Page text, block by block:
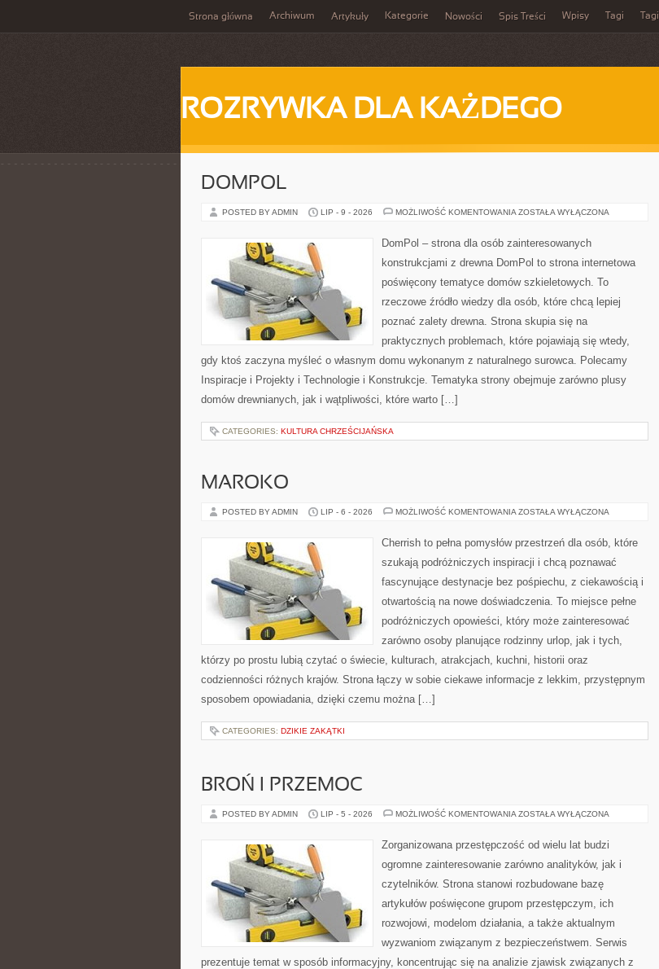
Strona główna Archiwum Artykuły Kategorie Nowości Spis Treści Wpisy Tagi Tagi
ROZRYWKA DLA KAŻDEGO
DOMPOL
POSTED BY ADMIN LIP - 9 - 2026 MOŻLIWOŚĆ KOMENTOWANIA DOMPOL
ZOSTAŁA WYŁĄCZONA
DomPol – strona dla osób zainteresowanych
konstrukcjami z drewna DomPol to strona internetowa
poświęcony tematyce domów szkieletowych. To
rzeczowe źródło wiedzy dla osób, które chcą lepiej
poznać zalety drewna. Strona skupia się na
praktycznych problemach, które pojawiają się wtedy,
gdy ktoś zaczyna myśleć o własnym domu wykonanym z naturalnego surowca. Polecamy
Inspiracje i Projekty i Technologie i Konstrukcje. Tematyka strony obejmuje zarówno plusy
domów drewnianych, jak i wątpliwości, które warto […]
CATEGORIES: KULTURA CHRZEŚCIJAŃSKA
MAROKO
POSTED BY ADMIN LIP - 6 - 2026 MOŻLIWOŚĆ KOMENTOWANIA MAROKO
ZOSTAŁA WYŁĄCZONA
Cherrish to pełna pomysłów przestrzeń dla osób, które
szukają podróżniczych inspiracji i chcą poznawać
fascynujące destynacje bez pośpiechu, z ciekawością i
otwartością na nowe doświadczenia. To miejsce pełne
podróżniczych opowieści, który może zainteresować
zarówno osoby planujące rodzinny urlop, jak i tych,
którzy po prostu lubią czytać o świecie, kulturach, atrakcjach, kuchni, historii oraz
codzienności różnych krajów. Strona łączy w sobie ciekawe informacje z lekkim, przystępnym
sposobem opowiadania, dzięki czemu można […]
CATEGORIES: DZIKIE ZAKĄTKI
BROŃ I PRZEMOC
POSTED BY ADMIN LIP - 5 - 2026 MOŻLIWOŚĆ KOMENTOWANIA BROŃ
ZOSTAŁA WYŁĄCZONA
Zorganizowana przestępczość od wielu lat budzi
ogromne zainteresowanie zarówno analityków, jak i
czytelników. Strona stanowi rozbudowane bazę
artykułów poświęcone grupom przestępczym, ich
rozwojowi, modelom działania, a także aktualnym
wyzwaniom związanym z bezpieczeństwem. Serwis
prezentuje temat w sposób informacyjny, koncentrując się na analizie zjawisk związanych z